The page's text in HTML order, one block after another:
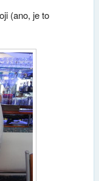
(ano, je to